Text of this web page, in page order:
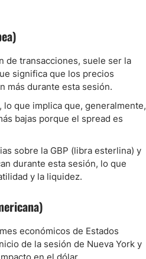
de transacciones, suele ser la
significa que los precios
más durante esta sesión.
lo que implica que, generalmente,
bajas porque el spread es
sobre la GBP (libra esterlina) y
durante esta sesión, lo que
y la liquidez.
económicos de Estados
de la sesión de Nueva York y